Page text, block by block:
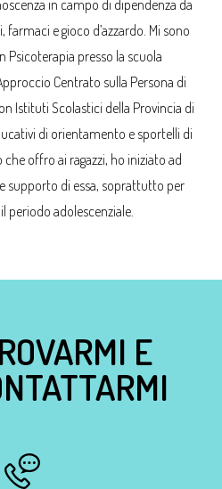
in campo di dipendenza da
e gioco d’azzardo. Mi sono
Psicoterapia presso la scuola
Centrato sulla Persona di
Istituti Scolastici della Provincia di
di orientamento e sportelli di
che offro ai ragazzi, ho iniziato ad
supporto di essa, soprattutto per
periodo adolescenziale.
E